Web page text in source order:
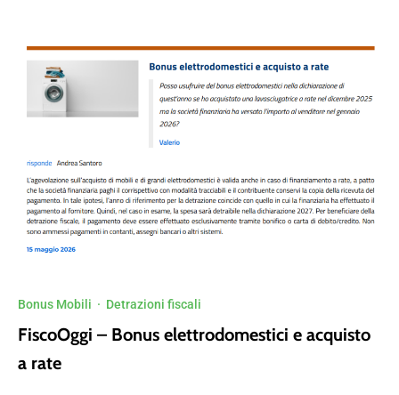
Bonus Mobili · Detrazioni fiscali
FiscoOggi – Bonus elettrodomestici e acquisto
a rate